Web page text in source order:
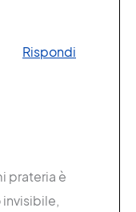
Rispondi
prateria è
invisibile,